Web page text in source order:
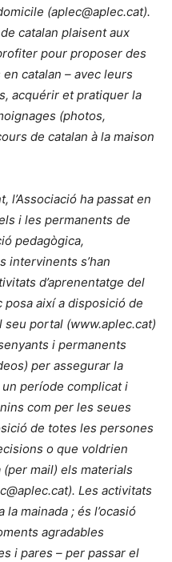
(aplec@aplec.cat).
catalan plaisent aux
pour proposer des
catalan – avec leurs
acquérir et pratiquer la
(photos,
de catalan à la maison
l’Associació ha passat en
i les permanents de
pedagògica,
intervinents s’han
d’aprenentatge del
posa així a disposició de
portal (www.aplec.cat)
i permanents
per assegurar la
període complicat i
com per les seues
de totes les persones
o que voldrien
mail) els materials
). Les activitats
mainada ; és l’ocasió
agradables
i pares – per passar el